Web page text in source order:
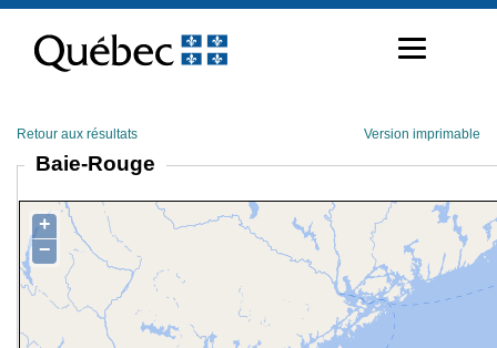
contenu
Retour aux résultats Version imprimable
Baie-Rouge
+
−